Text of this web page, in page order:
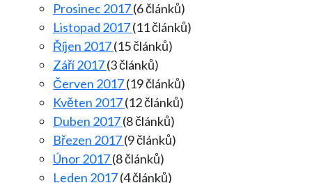
Prosinec 2017(6 článků)
Listopad 2017(11 článků)
Říjen 2017(15 článků)
Září 2017(3 článků)
Červen 2017(19 článků)
Květen 2017(12 článků)
Duben 2017(8 článků)
Březen 2017(9 článků)
Únor 2017(8 článků)
Leden 2017(4 článků)